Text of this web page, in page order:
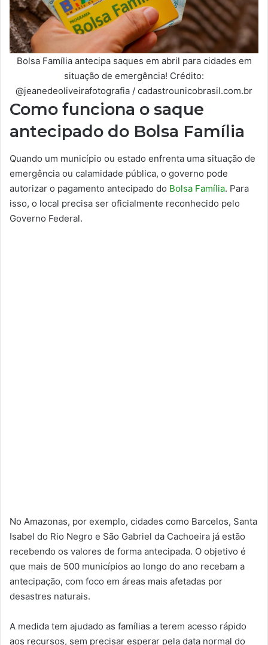
Bolsa Família antecipa saques em abril para cidades em
situação de emergência! Crédito:
@jeanedeoliveirafotografia / cadastrounicobrasil.com.br
Como funciona o saque
antecipado do Bolsa Família
Quando um município ou estado enfrenta uma situação de
emergência ou calamidade pública, o governo pode
autorizar o pagamento antecipado do Bolsa Família. Para
isso, o local precisa ser oficialmente reconhecido pelo
Governo Federal.
No Amazonas, por exemplo, cidades como Barcelos, Santa
Isabel do Rio Negro e São Gabriel da Cachoeira já estão
recebendo os valores de forma antecipada. O objetivo é
que mais de 500 municípios ao longo do ano recebam a
antecipação, com foco em áreas mais afetadas por
desastres naturais.
A medida tem ajudado as famílias a terem acesso rápido
aos recursos, sem precisar esperar pela data normal do